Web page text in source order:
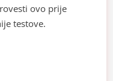
ovo prije
testove.